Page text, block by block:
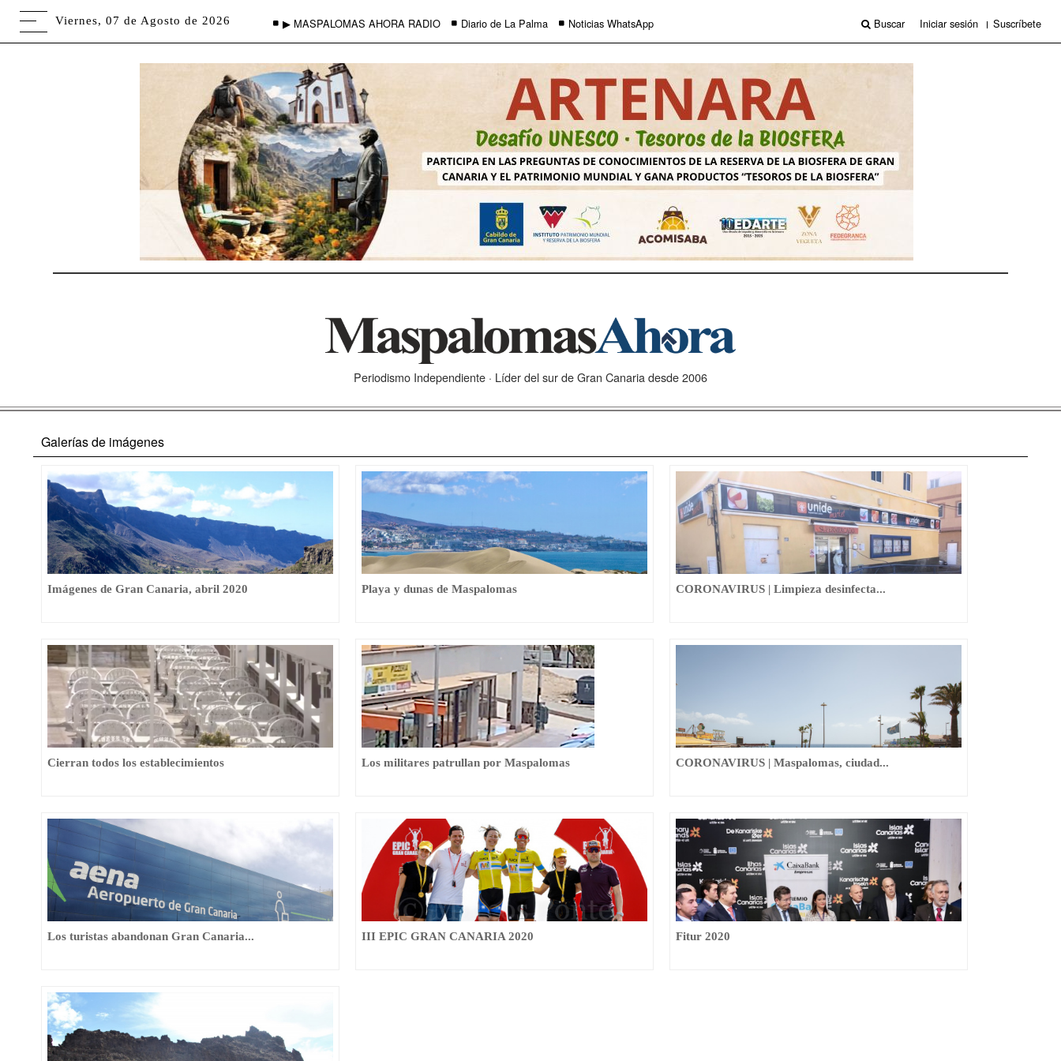
Viernes, 07 de Agosto de 2026 ▶ MASPALOMAS AHORA RADIO Diario de La Palma Noticias WhatsApp Buscar Iniciar sesión Suscríbete
Periodismo Independiente · Líder del sur de Gran Canaria desde 2006
Galerías de imágenes
Imágenes de Gran Canaria, abril 2020 Playa y dunas de Maspalomas CORONAVIRUS | Limpieza desinfecta...
Cierran todos los establecimientos Los militares patrullan por Maspalomas CORONAVIRUS | Maspalomas, ciudad...
Los turistas abandonan Gran Canaria... III EPIC GRAN CANARIA 2020 Fitur 2020